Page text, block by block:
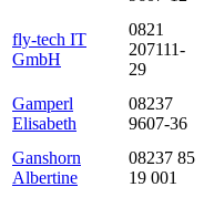
fly-tech IT
GmbH
0821
207111-
29
Gamperl
Elisabeth
08237
9607-36
Ganshorn
Albertine
08237 85
19 001